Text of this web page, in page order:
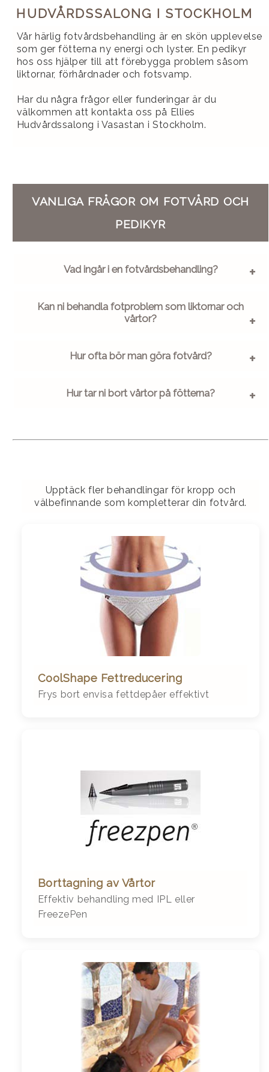
HUDVÅRDSSALONG I STOCKHOLM
Vår härlig fotvårdsbehandling är en skön upplevelse
som ger fötterna ny energi och lyster. En pedikyr
hos oss hjälper till att förebygga problem såsom
liktornar, förhårdnader och fotsvamp.
Har du några frågor eller funderingar är du
välkommen att kontakta oss på Ellies
Hudvårdssalong i Vasastan i Stockholm.
VANLIGA FRÅGOR OM FOTVÅRD OCH
PEDIKYR
Vad ingår i en fotvårdsbehandling?
Kan ni behandla fotproblem som liktornar och
vårtor?
Hur ofta bör man göra fotvård?
Hur tar ni bort vårtor på fötterna?
Upptäck fler behandlingar för kropp och
välbefinnande som kompletterar din fotvård.
CoolShape Fettreducering
Frys bort envisa fettdepåer effektivt
Borttagning av Vårtor
Effektiv behandling med IPL eller
FreezePen